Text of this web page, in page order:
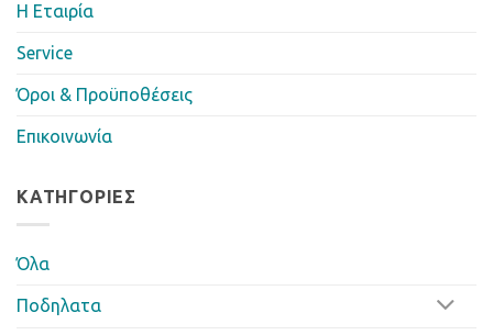
Η Eταιρία
Service
Όροι & Προϋποθέσεις
Επικοινωνία
ΚΑΤΗΓΟΡΊΕΣ
Όλα
Ποδηλατα